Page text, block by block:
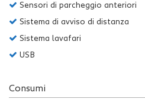
Sensori di parcheggio anteriori
Sistema di avviso di distanza
Sistema lavafari
USB
Consumi
momento.